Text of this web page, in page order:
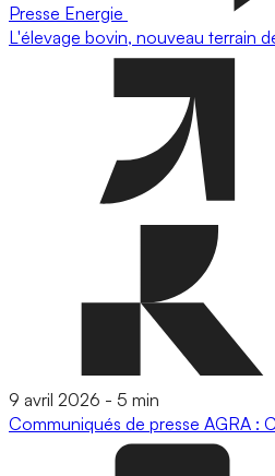
Presse Energie
L'élevage bovin, nouveau terrain
9 avril 2026 - 5 min
Communiqués de presse AGRA :